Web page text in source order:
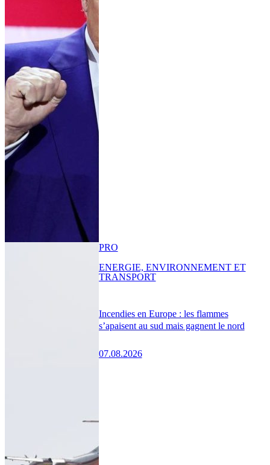
Incendies en Europe : les flammes
s’apaisent au sud mais gagnent le nord
07.08.2026
PRO
ENERGIE, ENVIRONNEMENT ET
TRANSPORT